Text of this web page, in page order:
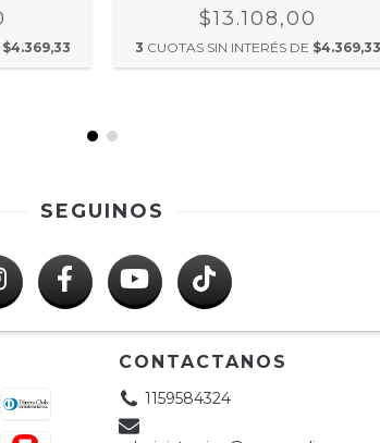
$4.369,33
$13.108,00
3 CUOTAS SIN INTERÉS DE $4.369,33
SEGUINOS
CONTACTANOS
1159584324